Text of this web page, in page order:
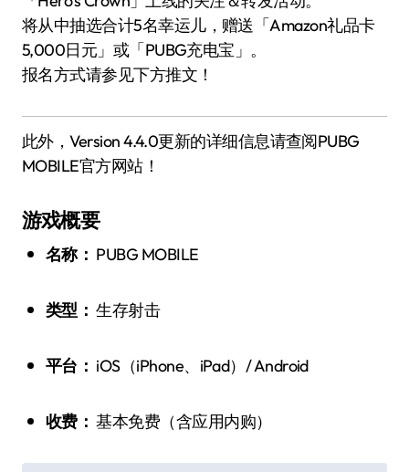
将从中抽选合计5名幸运儿，赠送「Amazon礼品卡
5,000日元」或「PUBG充电宝」。
报名方式请参见下方推文！
此外，Version 4.4.0更新的详细信息请查阅PUBG
MOBILE官方网站！
游戏概要
名称： PUBG MOBILE
类型： 生存射击
平台： iOS（iPhone、iPad）/ Android
收费： 基本免费（含应用内购）